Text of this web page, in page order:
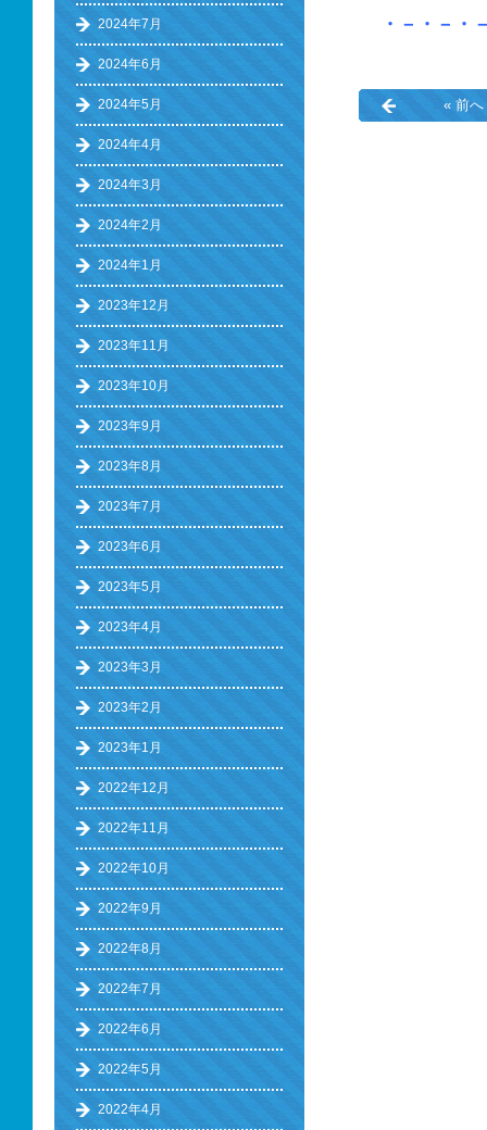
・－・－・
« 前へ
2024年7月
2024年6月
2024年5月
2024年4月
2024年3月
2024年2月
2024年1月
2023年12月
2023年11月
2023年10月
2023年9月
2023年8月
2023年7月
2023年6月
2023年5月
2023年4月
2023年3月
2023年2月
2023年1月
2022年12月
2022年11月
2022年10月
2022年9月
2022年8月
2022年7月
2022年6月
2022年5月
2022年4月